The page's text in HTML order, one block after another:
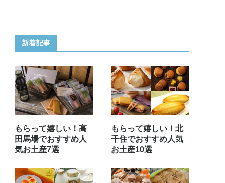
新着記事
もらって嬉しい！高
田馬場でおすすめ人
気お土産7選
もらって嬉しい！北
千住でおすすめ人気
お土産10選